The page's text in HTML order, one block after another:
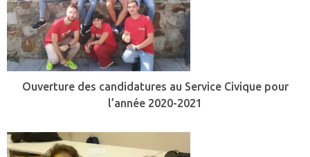
Ouverture des candidatures au Service Civique pour
l’année 2020-2021